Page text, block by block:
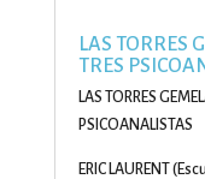
LAS TORRES
TRES
LAS TORRES
PSICOANALISTAS
ERIC LAURENT